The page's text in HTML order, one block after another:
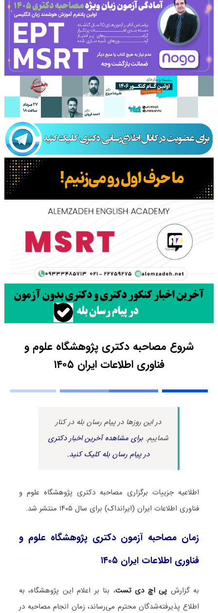
شروع مصاحبه دکتری پژوهشگاه علوم و
فناوری اطلاعات ایران ۱۴۰۵
در این روزها در پیام رسان بله در کنار
شماییم.برای مشاهده آخرین اخبار دکتری
در پیام رسان بله کلیک کنید.
اطلاعیه جزییات برگزاری مصاحبه دکتری پژوهشگاه علوم و
فناوری اطلاعات ایران (ایرانداک) برای سال ۱۴۰۵ منتشر شد.
زمان مصاحبه آزمون دکتری پژوهشگاه علوم و
فناوری اطلاعات ایران ۱۴۰۵
به گزارش پی اچ دی تست، بنا بر اعلام این پژوهشگاه، به
اطلاع پذیرفته‌شدگان محترم می‌رساند، زمان انجام مصاحبه در